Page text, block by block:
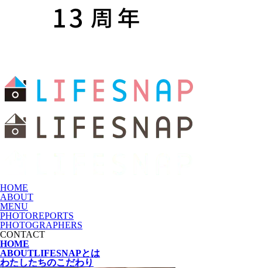
HOME
ABOUT
MENU
PHOTOREPORTS
PHOTOGRAPHERS
CONTACT
HOME
ABOUTLIFESNAPとは
わたしたちのこだわり